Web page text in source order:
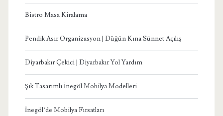
Bistro Masa Kiralama
Pendik Asır Organizasyon | Düğün Kına Sünnet Açılış
Diyarbakır Çekici | Diyarbakır Yol Yardım
Şık Tasarımlı İnegöl Mobilya Modelleri
İnegöl’de Mobilya Fırsatları